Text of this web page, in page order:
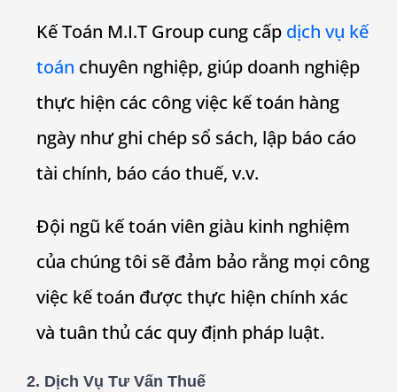
Kế Toán M.I.T Group cung cấp dịch vụ kế
toán chuyên nghiệp, giúp doanh nghiệp
thực hiện các công việc kế toán hàng
ngày như ghi chép sổ sách, lập báo cáo
tài chính, báo cáo thuế, v.v.
Đội ngũ kế toán viên giàu kinh nghiệm
của chúng tôi sẽ đảm bảo rằng mọi công
việc kế toán được thực hiện chính xác
và tuân thủ các quy định pháp luật.
2. Dịch Vụ Tư Vấn Thuế